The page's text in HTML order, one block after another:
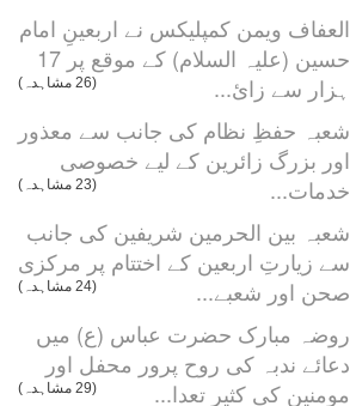
العفاف ویمن کمپلیکس نے اربعینِ امام
حسین (علیہ السلام) کے موقع پر 17
ہزار سے زائ...
(26 مشاہدہ)
شعبہ حفظِ نظام کی جانب سے معذور
اور بزرگ زائرین کے لیے خصوصی
خدمات...
(23 مشاہدہ)
شعبہ بین الحرمین شریفین کی جانب
سے زیارتِ اربعین کے اختتام پر مرکزی
صحن اور شعبے...
(24 مشاہدہ)
روضہ مبارک حضرت عباس (ع) میں
دعائے ندبہ کی روح پرور محفل اور
مومنین کی کثیر تعدا...
(29 مشاہدہ)